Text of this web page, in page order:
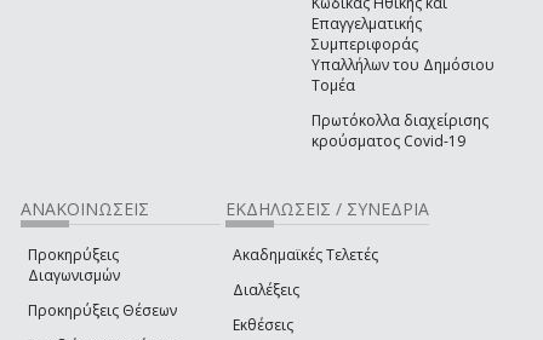
Επαγγελματικής
Συμπεριφοράς
Υπαλλήλων του Δημόσιου
Τομέα
Πρωτόκολλα διαχείρισης
κρούσματος Covid-19
ΑΝΑΚΟΙΝΩΣΕΙΣ
Προκηρύξεις
Διαγωνισμών
Προκηρύξεις Θέσεων
ΕΚΔΗΛΩΣΕΙΣ / ΣΥΝΕΔΡΙΑ
Ακαδημαϊκές Τελετές
Διαλέξεις
Εκθέσεις